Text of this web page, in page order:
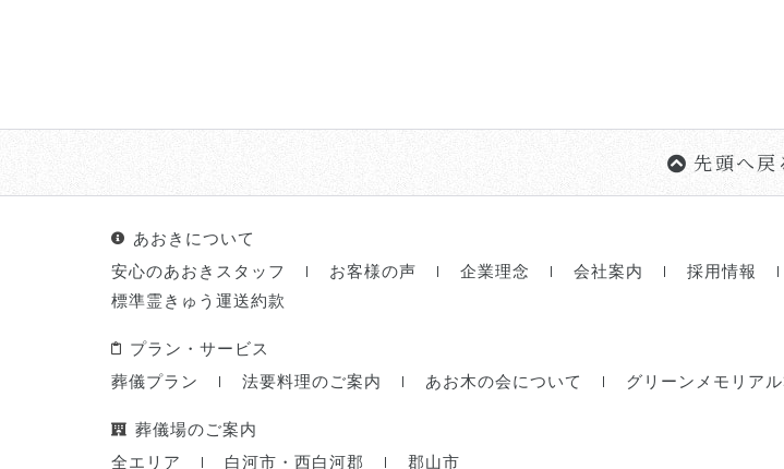
先頭へ戻
あおきについて
安心のあおきスタッフ
お客様の声 企業理念 会社案内 採用情報
標準霊きゅう運送約款
プラン・サービス
葬儀プラン
法要料理のご案内 あお木の会について グリーンメモリア
葬儀場のご案内
全エリア
白河市・西白河郡 郡山市